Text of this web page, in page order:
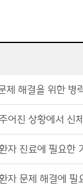
제 해결을 위한 병
어진 상황에서 신
자 진료에 필요한
자 문제 해결에 필